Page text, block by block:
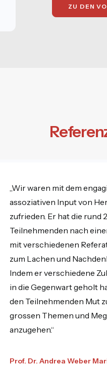
ZU DEN
„Wir waren mit dem
assoziativen Input von
zufrieden. Er hat die rund
Teilnehmenden nach
mit verschiedenen
zum Lachen und
Indem er verschiedene
in die Gegenwart geholt
den Teilnehmenden Mut
grossen Themen und
anzugehen.“
Prof. Dr. Andrea Weber